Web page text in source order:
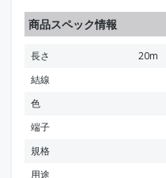
商品スペック情報
長さ
20m
結線
色
端子
規格
用途